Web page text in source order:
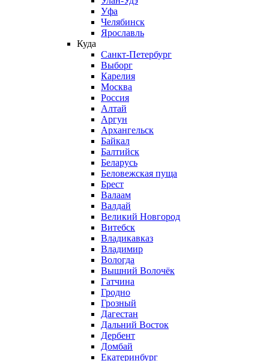
Уфа
Челябинск
Ярославль
Куда
Санкт-Петербург
Выборг
Карелия
Москва
Россия
Алтай
Аргун
Архангельск
Байкал
Балтийск
Беларусь
Беловежская пуща
Брест
Валаам
Валдай
Великий Новгород
Витебск
Владикавказ
Владимир
Вологда
Вышний Волочёк
Гатчина
Гродно
Грозный
Дагестан
Дальний Восток
Дербент
Домбай
Екатеринбург